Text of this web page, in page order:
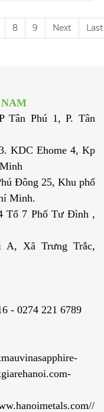
8 9 Next Last
NAM
Tân Phú 1, P. Tân
KDC Ehome 4, Kp
Đông 25, Khu phố
Minh.
Tổ 7 Phố Tư Đình ,
A, Xã Trưng Trắc,
- 0274 221 6789